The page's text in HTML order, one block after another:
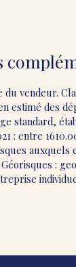
vendeur.
estimé des
standard,
: entre
auxquels
: